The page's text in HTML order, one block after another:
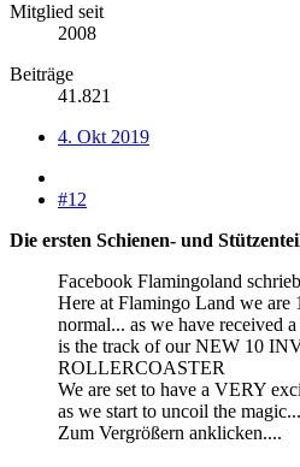
Mitglied seit
2008
Beiträge
41.821
4. Okt 2019
#12
Die ersten Schienen- und
Facebook Flamingoland
Here at Flamingo Land we are
normal... as we have received
is the track of our NEW 10
ROLLERCOASTER
We are set to have a VERY
as we start to uncoil the magic...
Zum Vergrößern anklicken....